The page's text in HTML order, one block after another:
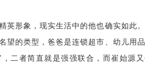
英形象，现实生活中的他也确实如此
望的类型，爸爸是连锁超市、幼儿用
二者简直就是强强联合，而崔始源